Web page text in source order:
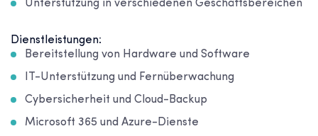
Unterstützung in verschiedenen Geschäftsbereichen
Dienstleistungen:
Bereitstellung von Hardware und Software
IT-Unterstützung und Fernüberwachung
Cybersicherheit und Cloud-Backup
Microsoft 365 und Azure-Dienste